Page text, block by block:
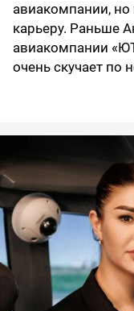
авиакомпании, но
карьеру. Раньше
авиакомпании
очень скучает по